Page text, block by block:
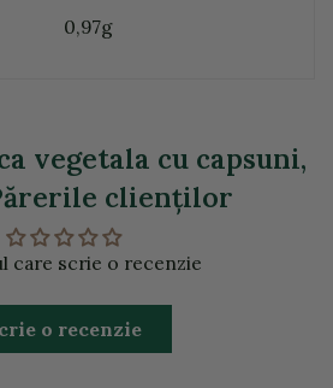
0,97g
vegetala cu capsuni,
clienţilor
care scrie o recenzie
o recenzie